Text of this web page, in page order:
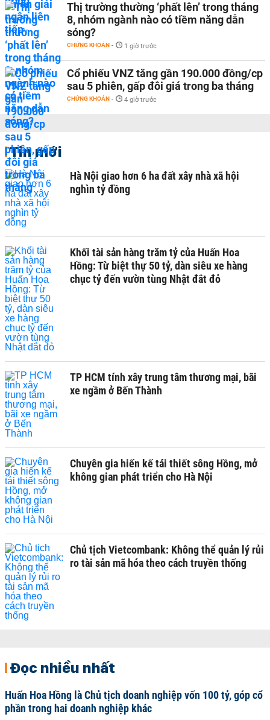
Thị trường thường ‘phất lên’ trong tháng
8, nhóm ngành nào có tiềm năng dẫn
sóng?
CHỨNG KHOÁN - 1 giờ trước
Cổ phiếu VNZ tăng gần 190.000 đồng/cp
sau 5 phiên, gấp đôi giá trong ba tháng
CHỨNG KHOÁN - 4 giờ trước
Tin mới
Hà Nội giao hơn 6 ha đất xây nhà xã hội
nghìn tỷ đồng
Khối tài sản hàng trăm tỷ của Huấn Hoa
Hồng: Từ biệt thự 50 tỷ, dàn siêu xe hàng
chục tỷ đến vườn tùng Nhật đắt đỏ
TP HCM tính xây trung tâm thương mại, bãi
xe ngầm ở Bến Thành
Chuyên gia hiến kế tái thiết sông Hồng, mở
không gian phát triển cho Hà Nội
Chủ tịch Vietcombank: Không thể quản lý rủi
ro tài sản mã hóa theo cách truyền thống
Đọc nhiều nhất
Huấn Hoa Hồng là Chủ tịch doanh nghiệp vốn 100 tỷ, góp cổ
phần trong hai doanh nghiệp khác